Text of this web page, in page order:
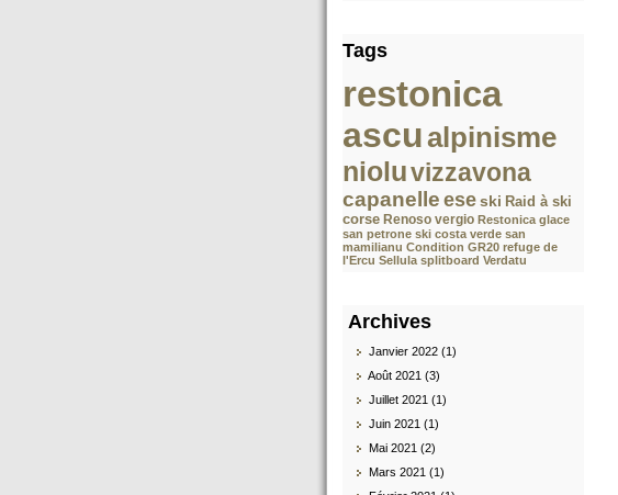
Tags
restonica
ascualpinisme
nioluvizzavona
capanelle eseski Raid à ski
corse Renoso vergio Restonica glace
san petrone ski costa verde san
mamilianu Condition GR20 refuge de
l'Ercu Sellula splitboard Verdatu
Archives
Janvier 2022 (1)
Août 2021 (3)
Juillet 2021 (1)
Juin 2021 (1)
Mai 2021 (2)
Mars 2021 (1)